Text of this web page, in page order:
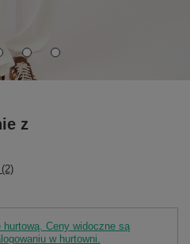
z
hurtową. Ceny widoczne są
w hurtowni.